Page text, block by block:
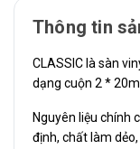
Thông tin
CLASSIC là sàn
dạng cuộn 2 * 20m.
Nguyên liệu chính
định, chất làm